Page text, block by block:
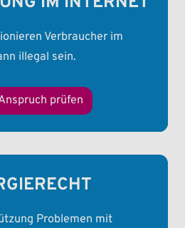
Verbraucher im
illegal sein.
prüfen
Problemen mit